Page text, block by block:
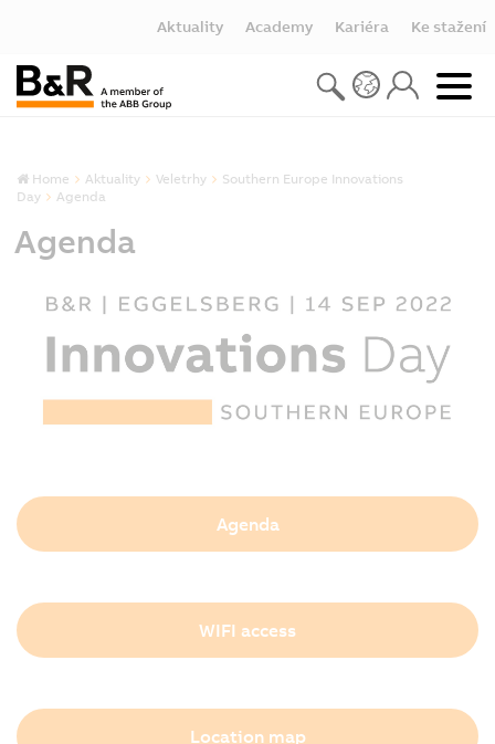
Aktuality Academy Kariéra Ke stažení
Home Aktuality Veletrhy
Southern Europe Innovations
Day
Agenda
Agenda
Agenda
WIFI access
Location map